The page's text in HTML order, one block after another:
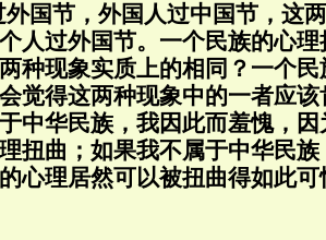
外国节，外国人过中国节，这
人过外国节。一个民族的心理
种现象实质上的相同？一个
觉得这两种现象中的一者应
中华民族，我因此而羞愧，
扭曲；如果我不属于中华民
理居然可以被扭曲得如此可